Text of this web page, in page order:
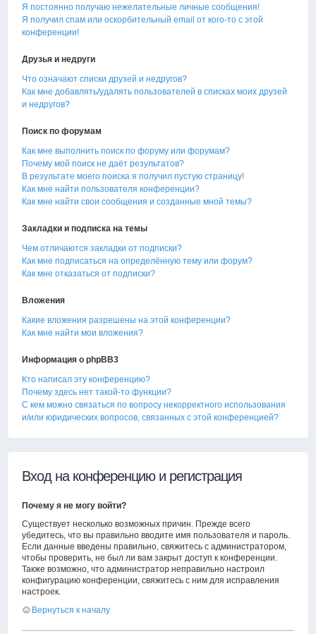
Я постоянно получаю нежелательные личные сообщения!
Я получил спам или оскорбительный email от кого-то с этой
конференции!
Друзья и недруги
Что означают списки друзей и недругов?
Как мне добавлять/удалять пользователей в списках моих друзей
и недругов?
Поиск по форумам
Как мне выполнить поиск по форуму или форумам?
Почему мой поиск не даёт результатов?
В результате моего поиска я получил пустую страницу!
Как мне найти пользователя конференции?
Как мне найти свои сообщения и созданные мной темы?
Закладки и подписка на темы
Чем отличаются закладки от подписки?
Как мне подписаться на определённую тему или форум?
Как мне отказаться от подписки?
Вложения
Какие вложения разрешены на этой конференции?
Как мне найти мои вложения?
Информация о phpBB3
Кто написал эту конференцию?
Почему здесь нет такой-то функции?
С кем можно связаться по вопросу некорректного использования
и/или юридических вопросов, связанных с этой конференцией?
Вход на конференцию и регистрация
Почему я не могу войти?
Существует несколько возможных причин. Прежде всего
убедитесь, что вы правильно вводите имя пользователя и пароль.
Если данные введены правильно, свяжитесь с администратором,
чтобы проверить, не был ли вам закрыт доступ к конференции.
Также возможно, что администратор неправильно настроил
конфигурацию конференции, свяжитесь с ним для исправления
настроек.
Вернуться к началу